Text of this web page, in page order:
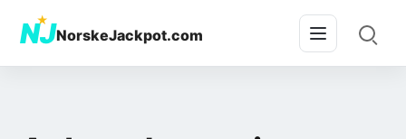
NJ
★
NorskeJackpot.com